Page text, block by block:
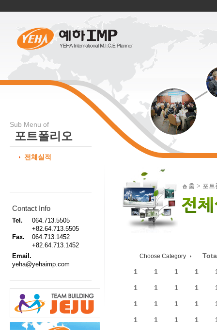
Sub Menu of
포트폴리오
전체실적
Contact Info
Tel.
064.713.5505
+82.64.713.5505
Fax.
064.713.1452
+82.64.713.1452
Email.
yeha@yehaimp.com
홈 > 포트
Choose Category
1 1 1 1
1 1 1 1
1 1 1 1
1 1 1 1